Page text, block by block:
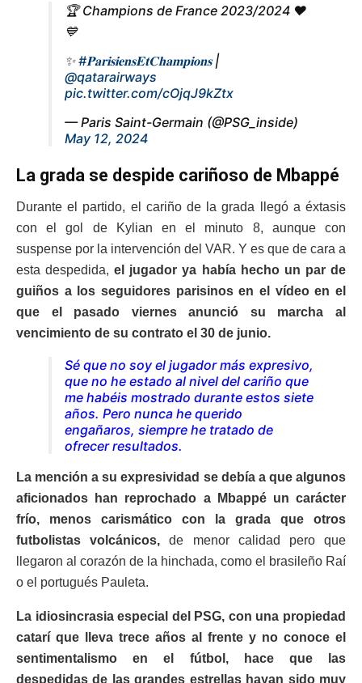
🏆 Champions de France 2023/2024 ❤️
💙
✨#𝐏𝐚𝐫𝐢𝐬𝐢𝐞𝐧𝐬𝐄𝐭𝐂𝐡𝐚𝐦𝐩𝐢𝐨𝐧𝐬|
@qatarairways
pic.twitter.com/cOjqJ9kZtx
— Paris Saint-Germain (@PSG_inside)
May 12, 2024
La grada se despide cariñoso de Mbappé
Durante el partido, el cariño de la grada llegó a éxtasis
con el gol de Kylian en el minuto 8, aunque con
suspense por la intervención del VAR. Y es que de cara a
esta despedida, el jugador ya había hecho un par de
guiños a los seguidores parisinos en el vídeo en el
que el pasado viernes anunció su marcha al
vencimiento de su contrato el 30 de junio.
Sé que no soy el jugador más expresivo,
que no he estado al nivel del cariño que
me habéis mostrado durante estos siete
años. Pero nunca he querido
engañaros, siempre he tratado de
ofrecer resultados.
La mención a su expresividad se debía a que algunos
aficionados han reprochado a Mbappé un carácter
frío, menos carismático con la grada que otros
futbolistas volcánicos, de menor calidad pero que
llegaron al corazón de la hinchada, como el brasileño Raí
o el portugués Pauleta.
La idiosincrasia especial del PSG, con una propiedad
catarí que lleva trece años al frente y no conoce el
sentimentalismo en el fútbol, hace que las
despedidas de las grandes estrellas hayan sido muy